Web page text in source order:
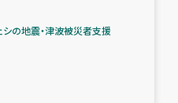
レバノン人への農業支援
シの地震・津波被災者支援